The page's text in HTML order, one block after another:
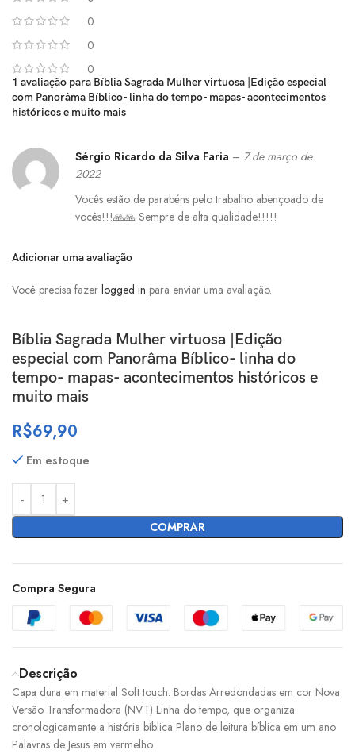
0
0
0
1 avaliação para Bíblia Sagrada Mulher virtuosa |Edição especial
com Panorâma Bíblico- linha do tempo- mapas- acontecimentos
históricos e muito mais
Sérgio Ricardo da Silva Faria – 7 de março de
2022
Vocês estão de parabéns pelo trabalho abençoado de
vocês!!!🙏🙏 Sempre de alta qualidade!!!!!
Adicionar uma avaliação
Você precisa fazer logged in para enviar uma avaliação.
Bíblia Sagrada Mulher virtuosa |Edição
especial com Panorâma Bíblico- linha do
tempo- mapas- acontecimentos históricos e
muito mais
R$69,90
Em estoque
COMPRAR
Compra Segura
Descrição
Capa dura em material Soft touch. Bordas Arredondadas em cor Nova
Versão Transformadora (NVT) Linha do tempo, que organiza
cronologicamente a história bíblica Plano de leitura bíblica em um ano
Palavras de Jesus em vermelho